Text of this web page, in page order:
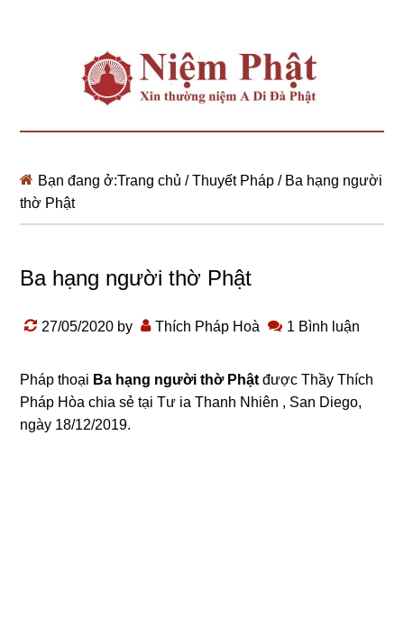
Bạn đang ở:Trang chủ / Thuyết Pháp /Ba hạng người
thờ Phật
Ba hạng người thờ Phật
27/05/2020 by Thích Pháp Hoà 1 Bình luận
Pháp thoại Ba hạng người thờ Phật được Thầy Thích
Pháp Hòa chia sẻ tại Tư ia Thanh Nhiên , San Diego,
ngày 18/12/2019.